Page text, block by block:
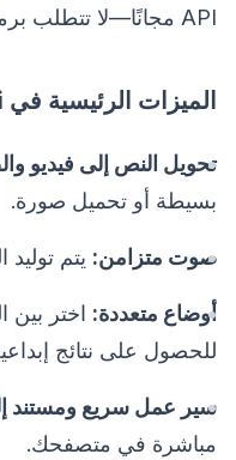
API مجانًا—لا تتطلب برمجة أو مفاتيح API.
الميزات الرئيسية في Kie.ai
تحويل النص إلى فيديو
بسيطة أو تحميل صورة.
صوت متزامن: يتم
أوضاع متعددة:
للحصول على نتائج
سير عمل سريع ومستند
مباشرة في متصفحك.